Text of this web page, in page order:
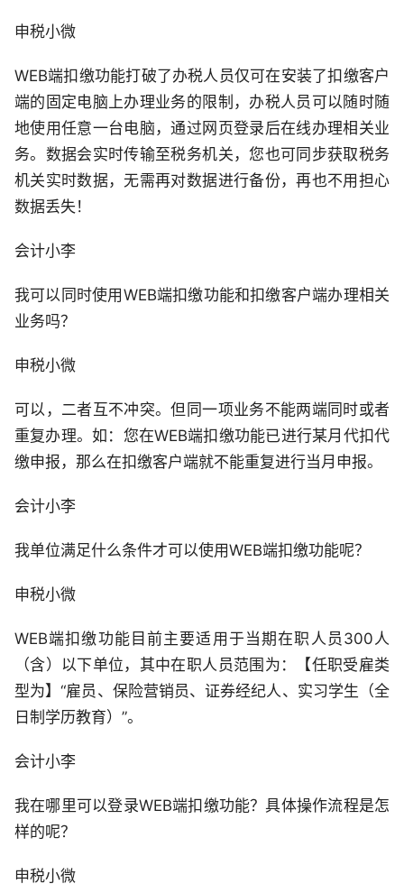
申税小微
WEB端扣缴功能打破了办税人员仅可在安装了扣缴客户
端的固定电脑上办理业务的限制，办税人员可以随时随
地使用任意一台电脑，通过网页登录后在线办理相关业
务。数据会实时传输至税务机关，您也可同步获取税务
机关实时数据，无需再对数据进行备份，再也不用担心
数据丢失！
会计小李
我可以同时使用WEB端扣缴功能和扣缴客户端办理相关
业务吗？
申税小微
可以，二者互不冲突。但同一项业务不能两端同时或者
重复办理。如：您在WEB端扣缴功能已进行某月代扣代
缴申报，那么在扣缴客户端就不能重复进行当月申报。
会计小李
我单位满足什么条件才可以使用WEB端扣缴功能呢？
申税小微
WEB端扣缴功能目前主要适用于当期在职人员300人
（含）以下单位，其中在职人员范围为：【任职受雇类
型为】“雇员、保险营销员、证券经纪人、实习学生（全
日制学历教育）”。
会计小李
我在哪里可以登录WEB端扣缴功能？具体操作流程是怎
样的呢？
申税小微